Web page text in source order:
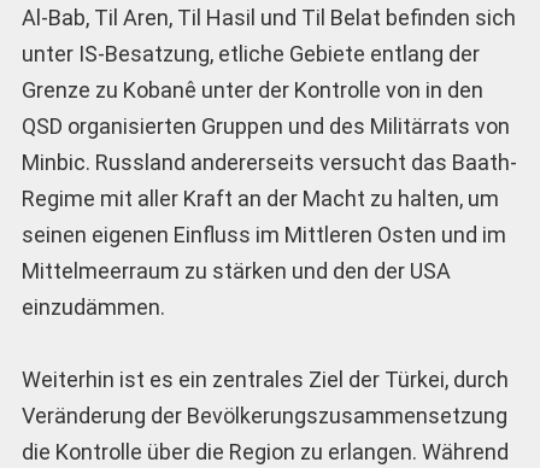
Al-Bab, Til Aren, Til Hasil und Til Belat befinden sich
unter IS-Besatzung, etliche Gebiete entlang der
Grenze zu Kobanê unter der Kontrolle von in den
QSD organisierten Gruppen und des Militärrats von
Minbic. Russland andererseits versucht das Baath-
Regime mit aller Kraft an der Macht zu halten, um
seinen eigenen Einfluss im Mittleren Osten und im
Mittelmeerraum zu stärken und den der USA
einzudämmen.
Weiterhin ist es ein zentrales Ziel der Türkei, durch
Veränderung der Bevölkerungszusammensetzung
die Kontrolle über die Region zu erlangen. Während